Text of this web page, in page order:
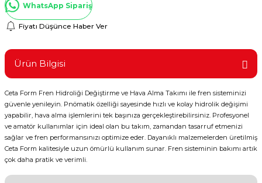
Atölye Aletleri
WhatsApp Sipariş
Fiyatı Düşünce Haber Ver
Ürün Bilgisi
Ceta Form Fren Hidroliği Değiştirme ve Hava Alma Takımı ile fren sisteminizi
güvenle yenileyin. Pnömatik özelliği sayesinde hızlı ve kolay hidrolik değişimi
yapabilir, hava alma işlemlerini tek başınıza gerçekleştirebilirsiniz. Profesyonel
ve amatör kullanımlar için ideal olan bu takım, zamandan tasarruf etmenizi
sağlar ve fren performansınızı optimize eder. Dayanıklı malzemelerden üretilmiş
Ceta Form kalitesiyle uzun ömürlü kullanım sunar. Fren sisteminin bakımı artık
çok daha pratik ve verimli.